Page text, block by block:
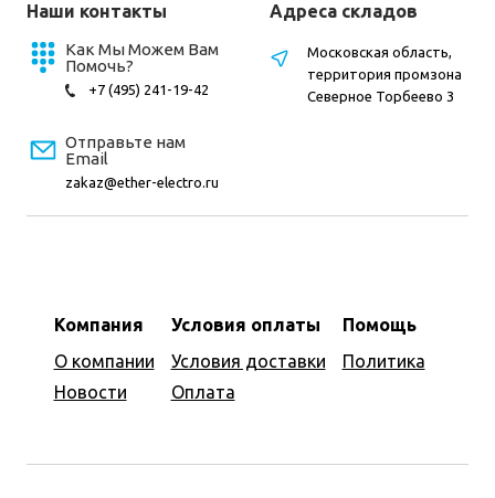
Наши контакты
Как Мы Можем Вам
Помочь?
+7 (495) 241-19-42
Отправьте нам
Email
zakaz@ether-electro.ru
Компания
О компании
Новости
Условия оплаты
Условия доставки
Оплата
Помощь
Политика
Адреса складов
Московская область,
территория промзона
Северное Торбеево 3